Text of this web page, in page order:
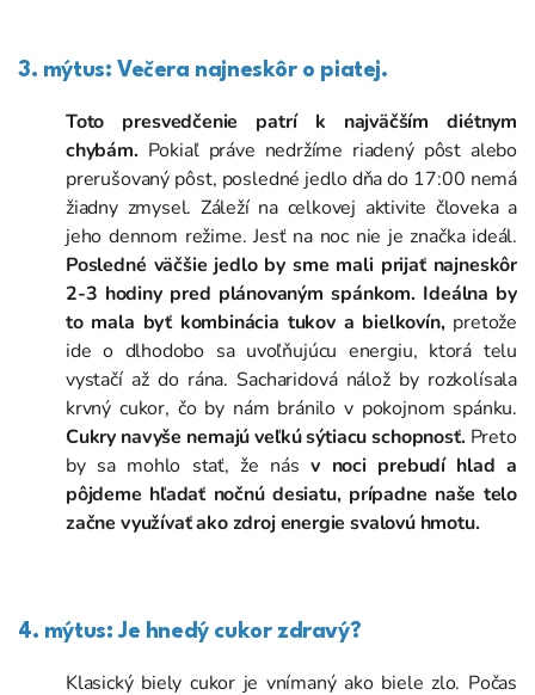
3. mýtus: Večera najneskôr o piatej.
Toto presvedčenie patrí k najväčším diétnym
chybám. Pokiaľ práve nedržíme riadený pôst alebo
prerušovaný pôst, posledné jedlo dňa do 17:00 nemá
žiadny zmysel. Záleží na celkovej aktivite človeka a
jeho dennom režime. Jesť na noc nie je značka ideál.
Posledné väčšie jedlo by sme mali prijať najneskôr
2-3 hodiny pred plánovaným spánkom. Ideálna by
to mala byť kombinácia tukov a bielkovín,pretože
ide o dlhodobo sa uvoľňujúcu energiu, ktorá telu
vystačí až do rána. Sacharidová nálož by rozkolísala
krvný cukor, čo by nám bránilo v pokojnom spánku.
Cukry navyše nemajú veľkú sýtiacu schopnosť. Preto
by sa mohlo stať, že nás v noci prebudí hlad a
pôjdeme hľadať nočnú desiatu, prípadne naše telo
začne využívať ako zdroj energie svalovú hmotu.
4. mýtus: Je hnedý cukor zdravý?
Klasický biely cukor je vnímaný ako biele zlo. Počas